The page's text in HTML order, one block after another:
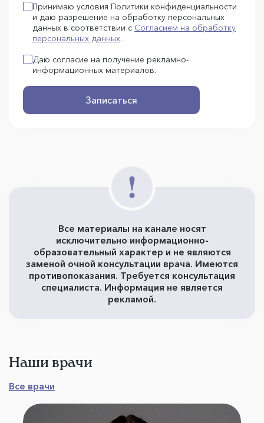
Принимаю условия Политики конфиденциальности
и даю разрешение на обработку персональных
данных в соответствии с Согласием на обработку
персональных данных.
Даю согласие на получение рекламно-
информационных материалов.
Записаться
Все материалы на канале носят
исключительно информационно-
образовательный характер и не являются
заменой очной консультации врача. Имеются
противопоказания. Требуется консультация
специалиста. Информация не является
рекламой.
Наши врачи
Все врачи